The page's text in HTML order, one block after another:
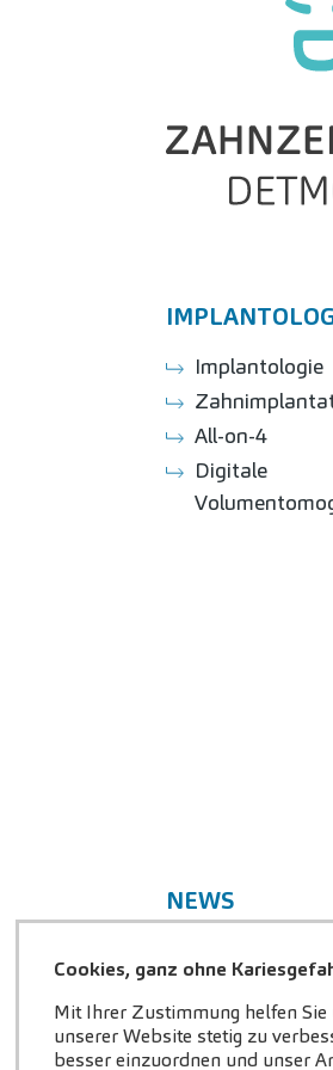
Implantologie
All-on-4
Digitale
NEWS
Cookies, ganz ohne
Mit Ihrer Zustimmung helfen
unserer Website stetig zu
besser einzuordnen und unser